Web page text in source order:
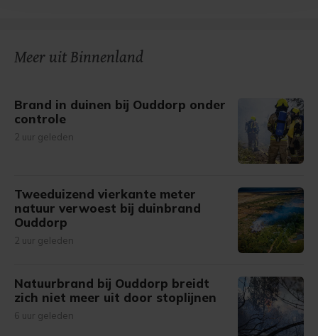
Meer uit Binnenland
Brand in duinen bij Ouddorp onder
controle
2 uur geleden
Tweeduizend vierkante meter
natuur verwoest bij duinbrand
Ouddorp
2 uur geleden
Natuurbrand bij Ouddorp breidt
zich niet meer uit door stoplijnen
6 uur geleden